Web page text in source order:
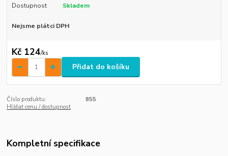
Dostupnost Skladem
Nejsme plátci DPH
Kč 124/ks
Přidat do košíku
Číslo produktu:
855
Hlídat cenu / dostupnost
Kompletní specifikace